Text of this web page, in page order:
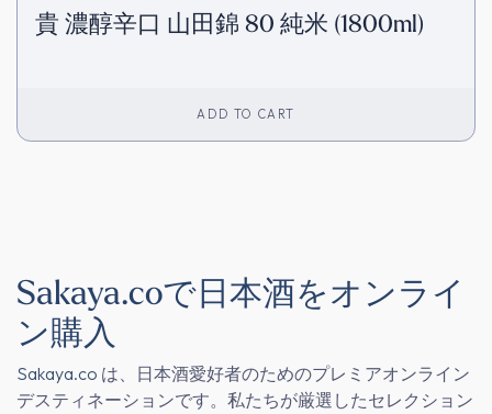
貴 濃醇辛口 山田錦 80 純米 (1800ml)
ADD TO CART
Sakaya.coで日本酒をオンライ
ン購入
Sakaya.co は、日本酒愛好者のためのプレミアオンライン
デスティネーションです。私たちが厳選したセレクション